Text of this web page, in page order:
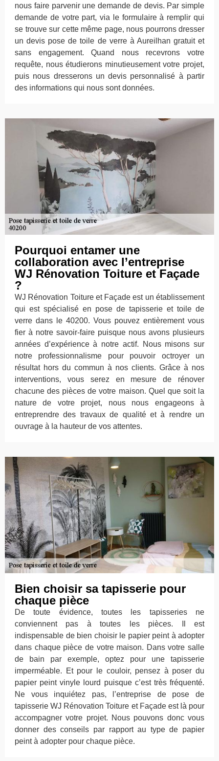
nous faire parvenir une demande de devis. Par simple
demande de votre part, via le formulaire à remplir qui
se trouve sur cette même page, nous pourrons dresser
un devis pose de toile de verre à Aureilhan gratuit et
sans engagement. Quand nous recevrons votre
requête, nous étudierons minutieusement votre projet,
puis nous dresserons un devis personnalisé à partir
des informations qui nous sont données.
Pourquoi entamer une
collaboration avec l’entreprise
WJ Rénovation Toiture et Façade
?
WJ Rénovation Toiture et Façade est un établissement
qui est spécialisé en pose de tapisserie et toile de
verre dans le 40200. Vous pouvez entièrement vous
fier à notre savoir-faire puisque nous avons plusieurs
années d’expérience à notre actif. Nous misons sur
notre professionnalisme pour pouvoir octroyer un
résultat hors du commun à nos clients. Grâce à nos
interventions, vous serez en mesure de rénover
chacune des pièces de votre maison. Quel que soit la
nature de votre projet, nous nous engageons à
entreprendre des travaux de qualité et à rendre un
ouvrage à la hauteur de vos attentes.
Bien choisir sa tapisserie pour
chaque pièce
De toute évidence, toutes les tapisseries ne
conviennent pas à toutes les pièces. Il est
indispensable de bien choisir le papier peint à adopter
dans chaque pièce de votre maison. Dans votre salle
de bain par exemple, optez pour une tapisserie
imperméable. Et pour le couloir, pensez à poser du
papier peint vinyle lourd puisque c’est très fréquenté.
Ne vous inquiétez pas, l’entreprise de pose de
tapisserie WJ Rénovation Toiture et Façade est là pour
accompagner votre projet. Nous pouvons donc vous
donner des conseils par rapport au type de papier
peint à adopter pour chaque pièce.